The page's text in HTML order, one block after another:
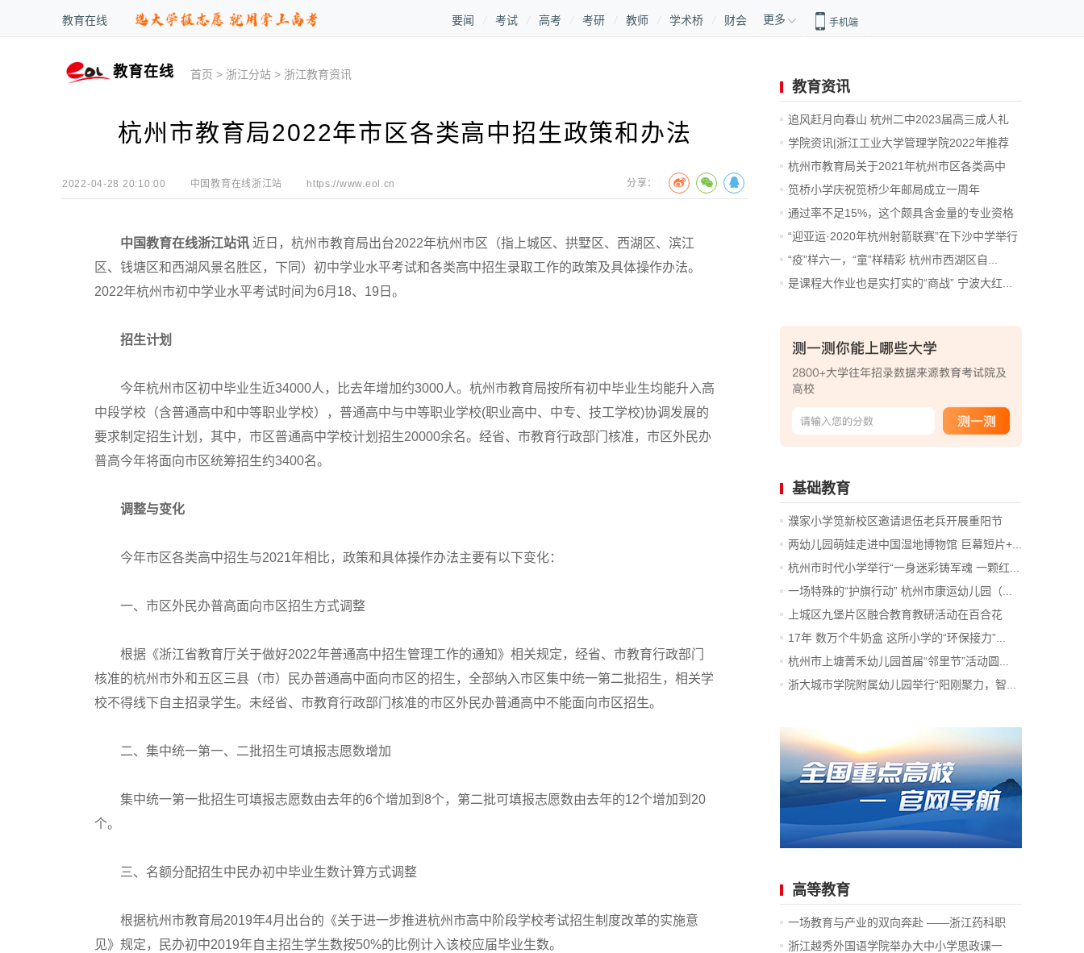
教育在线 要闻 考试 高考 考研 教师 学术桥 财会 更多 手机端
教育在线 首页 > 浙江分站 > 浙江教育资讯
杭州市教育局2022年市区各类高中招生政策和办法
2022-04-28 20:10:00 中国教育在线浙江站 https://www.eol.cn 分享：
中国教育在线浙江站讯 近日，杭州市教育局出台2022年杭州市区（指上城区、拱墅区、西湖区、滨江
区、钱塘区和西湖风景名胜区，下同）初中学业水平考试和各类高中招生录取工作的政策及具体操作办法。
2022年杭州市初中学业水平考试时间为6月18、19日。
招生计划
今年杭州市区初中毕业生近34000人，比去年增加约3000人。杭州市教育局按所有初中毕业生均能升入高
中段学校（含普通高中和中等职业学校），普通高中与中等职业学校(职业高中、中专、技工学校)协调发展的
要求制定招生计划，其中，市区普通高中学校计划招生20000余名。经省、市教育行政部门核准，市区外民办
普高今年将面向市区统筹招生约3400名。
调整与变化
今年市区各类高中招生与2021年相比，政策和具体操作办法主要有以下变化：
一、市区外民办普高面向市区招生方式调整
根据《浙江省教育厅关于做好2022年普通高中招生管理工作的通知》相关规定，经省、市教育行政部门
核准的杭州市外和五区三县（市）民办普通高中面向市区的招生，全部纳入市区集中统一第二批招生，相关学
校不得线下自主招录学生。未经省、市教育行政部门核准的市区外民办普通高中不能面向市区招生。
二、集中统一第一、二批招生可填报志愿数增加
集中统一第一批招生可填报志愿数由去年的6个增加到8个，第二批可填报志愿数由去年的12个增加到20
个。
三、名额分配招生中民办初中毕业生数计算方式调整
根据杭州市教育局2019年4月出台的《关于进一步推进杭州市高中阶段学校考试招生制度改革的实施意
见》规定，民办初中2019年自主招生学生数按50%的比例计入该校应届毕业生数。
教育资讯
追风赶月向春山 杭州二中2023届高三成人礼
暨...
学院资讯|浙江工业大学管理学院2022年推荐
免...
杭州市教育局关于2021年杭州市区各类高中
招...
笕桥小学庆祝笕桥少年邮局成立一周年
通过率不足15%，这个颇具含金量的专业资格
考...
“迎亚运·2020年杭州射箭联赛”在下沙中学举行
“疫”样六一，“童”样精彩 杭州市西湖区自...
是课程大作业也是实打实的“商战” 宁波大红...
基础教育
濮家小学笕新校区邀请退伍老兵开展重阳节
主...
两幼儿园萌娃走进中国湿地博物馆 巨幕短片+...
杭州市时代小学举行“一身迷彩铸军魂 一颗红...
一场特殊的“护旗行动” 杭州市康运幼儿园（...
上城区九堡片区融合教育教研活动在百合花
幼...
17年 数万个牛奶盒 这所小学的“环保接力”...
杭州市上塘菁禾幼儿园首届“邻里节”活动圆...
浙大城市学院附属幼儿园举行“阳刚聚力，智...
高等教育
一场教育与产业的双向奔赴 ——浙江药科职
业...
浙江越秀外国语学院举办大中小学思政课一